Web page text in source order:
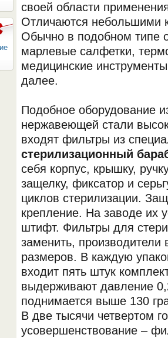
своей области
Отличаются небольшими
Обычно в подобном типе
марлевые салфетки,
медицинские
далее.
Подобное оборудование
нержавеющей стали
входят фильтры из
стерилизационный
себя корпус, крышку,
защелку, фиксатор и
циклов стерилизации.
крепление. На заводе их
штифт. Фильтры для
заменить,
размеров. В каждую
входит пять штук
выдерживают давление
поднимается выше 130
В две тысячи четвертом
усовершенствование –